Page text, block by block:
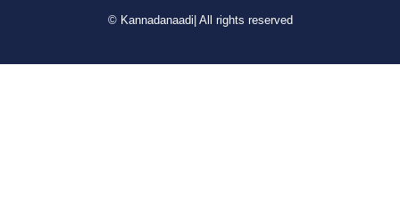
© Kannadanaadi| All rights reserved